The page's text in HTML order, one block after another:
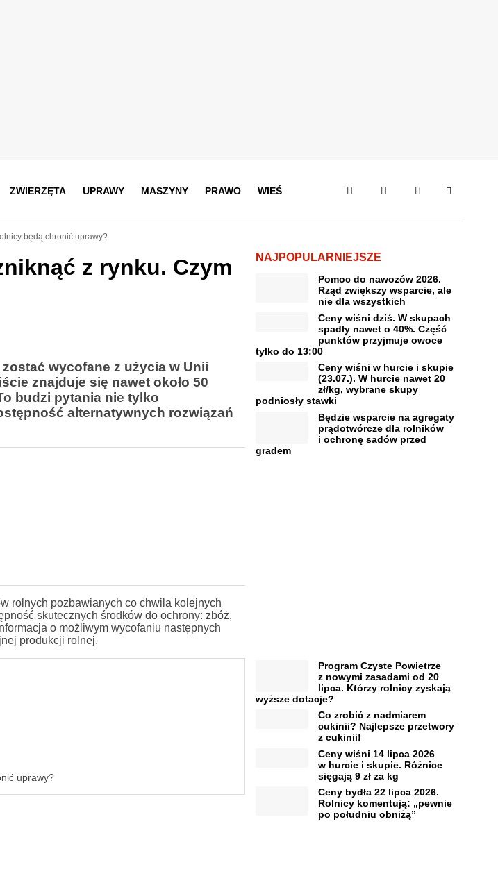
ZWIERZĘTA UPRAWY MASZYNY PRAWO WIEŚ
będą chronić uprawy?
z rynku. Czym
wycofane z użycia w Unii
znajduje się nawet około 50
budzi pytania nie tylko
alternatywnych rozwiązań
rolnych pozbawianych co chwila kolejnych
skutecznych środków do ochrony: zbóż,
o możliwym wycofaniu następnych
produkcji rolnej.
uprawy?
NAJPOPULARNIEJSZE
Pomoc do nawozów 2026.
Rząd zwiększy wsparcie, ale
nie dla wszystkich
Ceny wiśni dziś. W skupach
spadły nawet o 40%. Część
punktów przyjmuje owoce
tylko do 13:00
Ceny wiśni w hurcie i skupie
(23.07.). W hurcie nawet 20
zł/kg, wybrane skupy
podniosły stawki
Będzie wsparcie na agregaty
prądotwórcze dla rolników
i ochronę sadów przed
gradem
Program Czyste Powietrze
z nowymi zasadami od 20
lipca. Którzy rolnicy zyskają
wyższe dotacje?
Co zrobić z nadmiarem
cukinii? Najlepsze przetwory
z cukinii!
Ceny wiśni 14 lipca 2026
w hurcie i skupie. Różnice
sięgają 9 zł za kg
Ceny bydła 22 lipca 2026.
Rolnicy komentują: „pewnie
po południu obniżą”